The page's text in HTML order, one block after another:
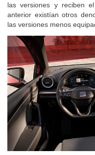
las versiones y reciben
anterior existían otros
las versiones menos